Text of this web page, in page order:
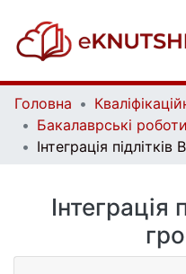
Головна
Інтеграція